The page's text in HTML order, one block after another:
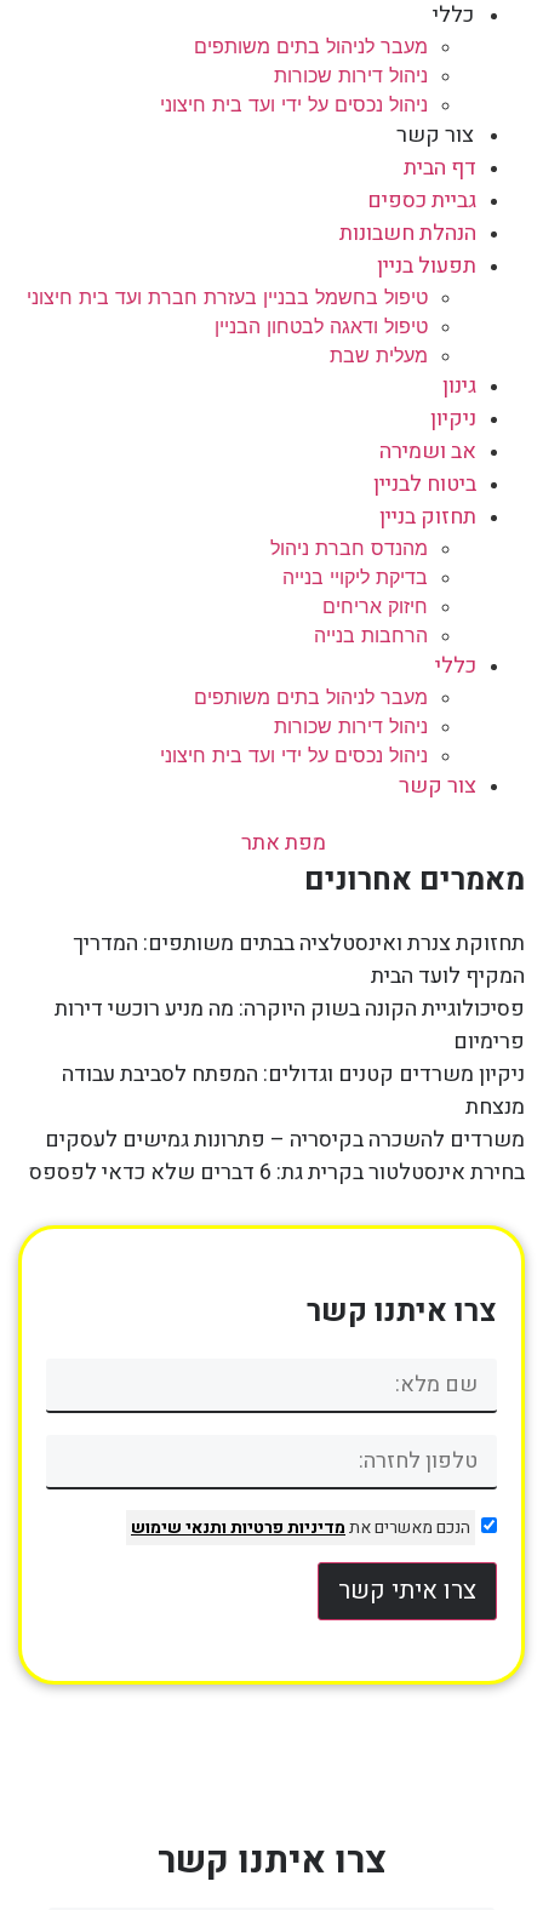
כללי
מעבר לניהול בתים משותפים
ניהול דירות שכורות
ניהול נכסים על ידי ועד בית חיצוני
צור קשר
דף הבית
גביית כספים
הנהלת חשבונות
תפעול בניין
טיפול בחשמל בבניין בעזרת חברת ועד בית חיצוני
טיפול ודאגה לבטחון הבניין
מעלית שבת
גינון
ניקיון
אב ושמירה
ביטוח לבניין
תחזוק בניין
מהנדס חברת ניהול
בדיקת ליקויי בנייה
חיזוק אריחים
הרחבות בנייה
כללי
מעבר לניהול בתים משותפים
ניהול דירות שכורות
ניהול נכסים על ידי ועד בית חיצוני
צור קשר
מפת אתר
מאמרים אחרונים
תחזוקת צנרת ואינסטלציה בבתים משותפים: המדריך
המקיף לועד הבית
פסיכולוגיית הקונה בשוק היוקרה: מה מניע רוכשי דירות
פרימיום
ניקיון משרדים קטנים וגדולים: המפתח לסביבת עבודה
מנצחת
משרדים להשכרה בקיסריה – פתרונות גמישים לעסקים
בחירת אינסטלטור בקרית גת: 6 דברים שלא כדאי לפספס
צרו איתנו קשר
הנכם מאשרים אתמדיניות פרטיותותנאי שימוש
צרו איתי קשר
צרו איתנו קשר